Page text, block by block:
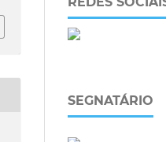
SEGNATÁRIO